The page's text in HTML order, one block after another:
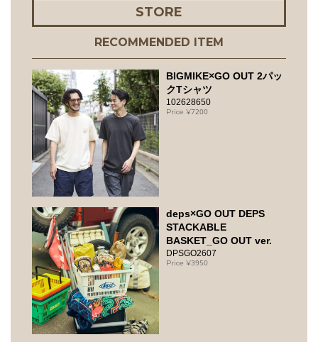
STORE
RECOMMENDED ITEM
BIGMIKE×GO OUT 2パッ
クTシャツ
102628650
7200
deps×GO OUT DEPS
STACKABLE
BASKET_GO OUT ver.
DPSGO2607
3950